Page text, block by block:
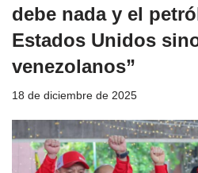
debe nada y el
Estados Unidos
venezolanos”
18 de diciembre de 2025